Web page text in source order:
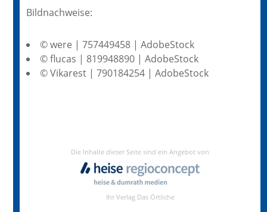
Bildnachweise:
© were | 757449458 | AdobeStock
© flucas | 819948890 | AdobeStock
© Vikarest | 790184254 | AdobeStock